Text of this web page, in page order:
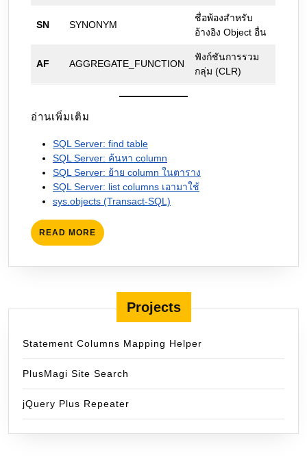
SN SYNONYM
ชื่อพ้องสำหรับ
อ้างอิง Object อื่น
AF AGGREGATE_FUNCTION
ฟังก์ชันการรวม
กลุ่ม (CLR)
อ่านเพิ่มเติม
SQL Server: find table
SQL Server: ค้นหา column
SQL Server: ย้าย column ในตาราง
SQL Server: list columns เอามาใช้
sys.objects (Transact-SQL)
READ MORE READ
MORE
Projects
Statement Columns Mapping Helper
PlusMagi Site Search
jQuery Plus Repeater